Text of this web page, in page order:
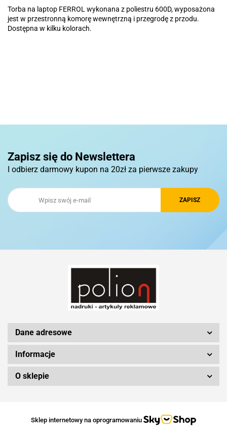
Torba na laptop FERROL wykonana z poliestru 600D, wyposażona
jest w przestronną komorę wewnętrzną i przegrodę z przodu.
Dostępna w kilku kolorach.
Royal Design
Silicon Power
Zapisz się do Newslettera
I odbierz darmowy kupon na 20zł za pierwsze zakupy
Dane adresowe
Informacje
O sklepie
Sklep internetowy na oprogramowaniu